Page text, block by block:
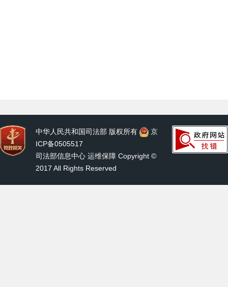
中华人民共和国司法部 版权所有
京
ICP备0505517
司法部信息中心 运维保障 Copyright ©
2017 All Rights Reserved